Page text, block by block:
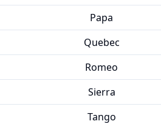
Papa
Quebec
Romeo
Sierra
Tango